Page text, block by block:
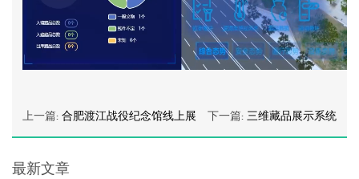
上一篇: 合肥渡江战役纪念馆线上展 下一篇: 三维藏品展示系统
最新文章